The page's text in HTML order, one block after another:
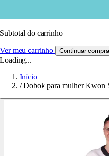
Subtotal do carrinho
Ver meu carrinho Continuar
Loading...
Início
/ Dobok para mulher Kwon